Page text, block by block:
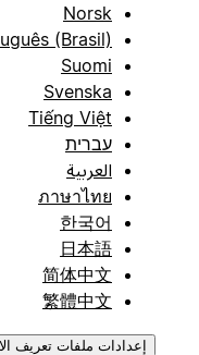
Norsk
Português (Brasil)
Suomi
Svenska
Tiếng Việt
עברית
العربية
ภาษาไทย
한국어
日本語
简体中文
繁體中文
إعدادات ملفات تعريف الارتباط